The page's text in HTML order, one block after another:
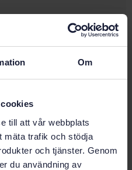
Om
till att vår webbplats
mäta trafik och stödja
och tjänster. Genom
du användning av
Lägg i varukorgen
Fler alternativ
TK 397